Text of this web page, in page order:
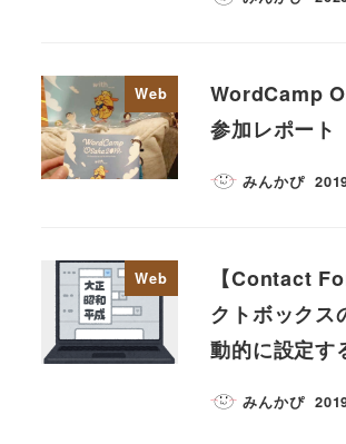
Web
WordCamp
参加レポート
みんかぴ
Web
【Contact
クトボックス
動的に設定す
みんかぴ